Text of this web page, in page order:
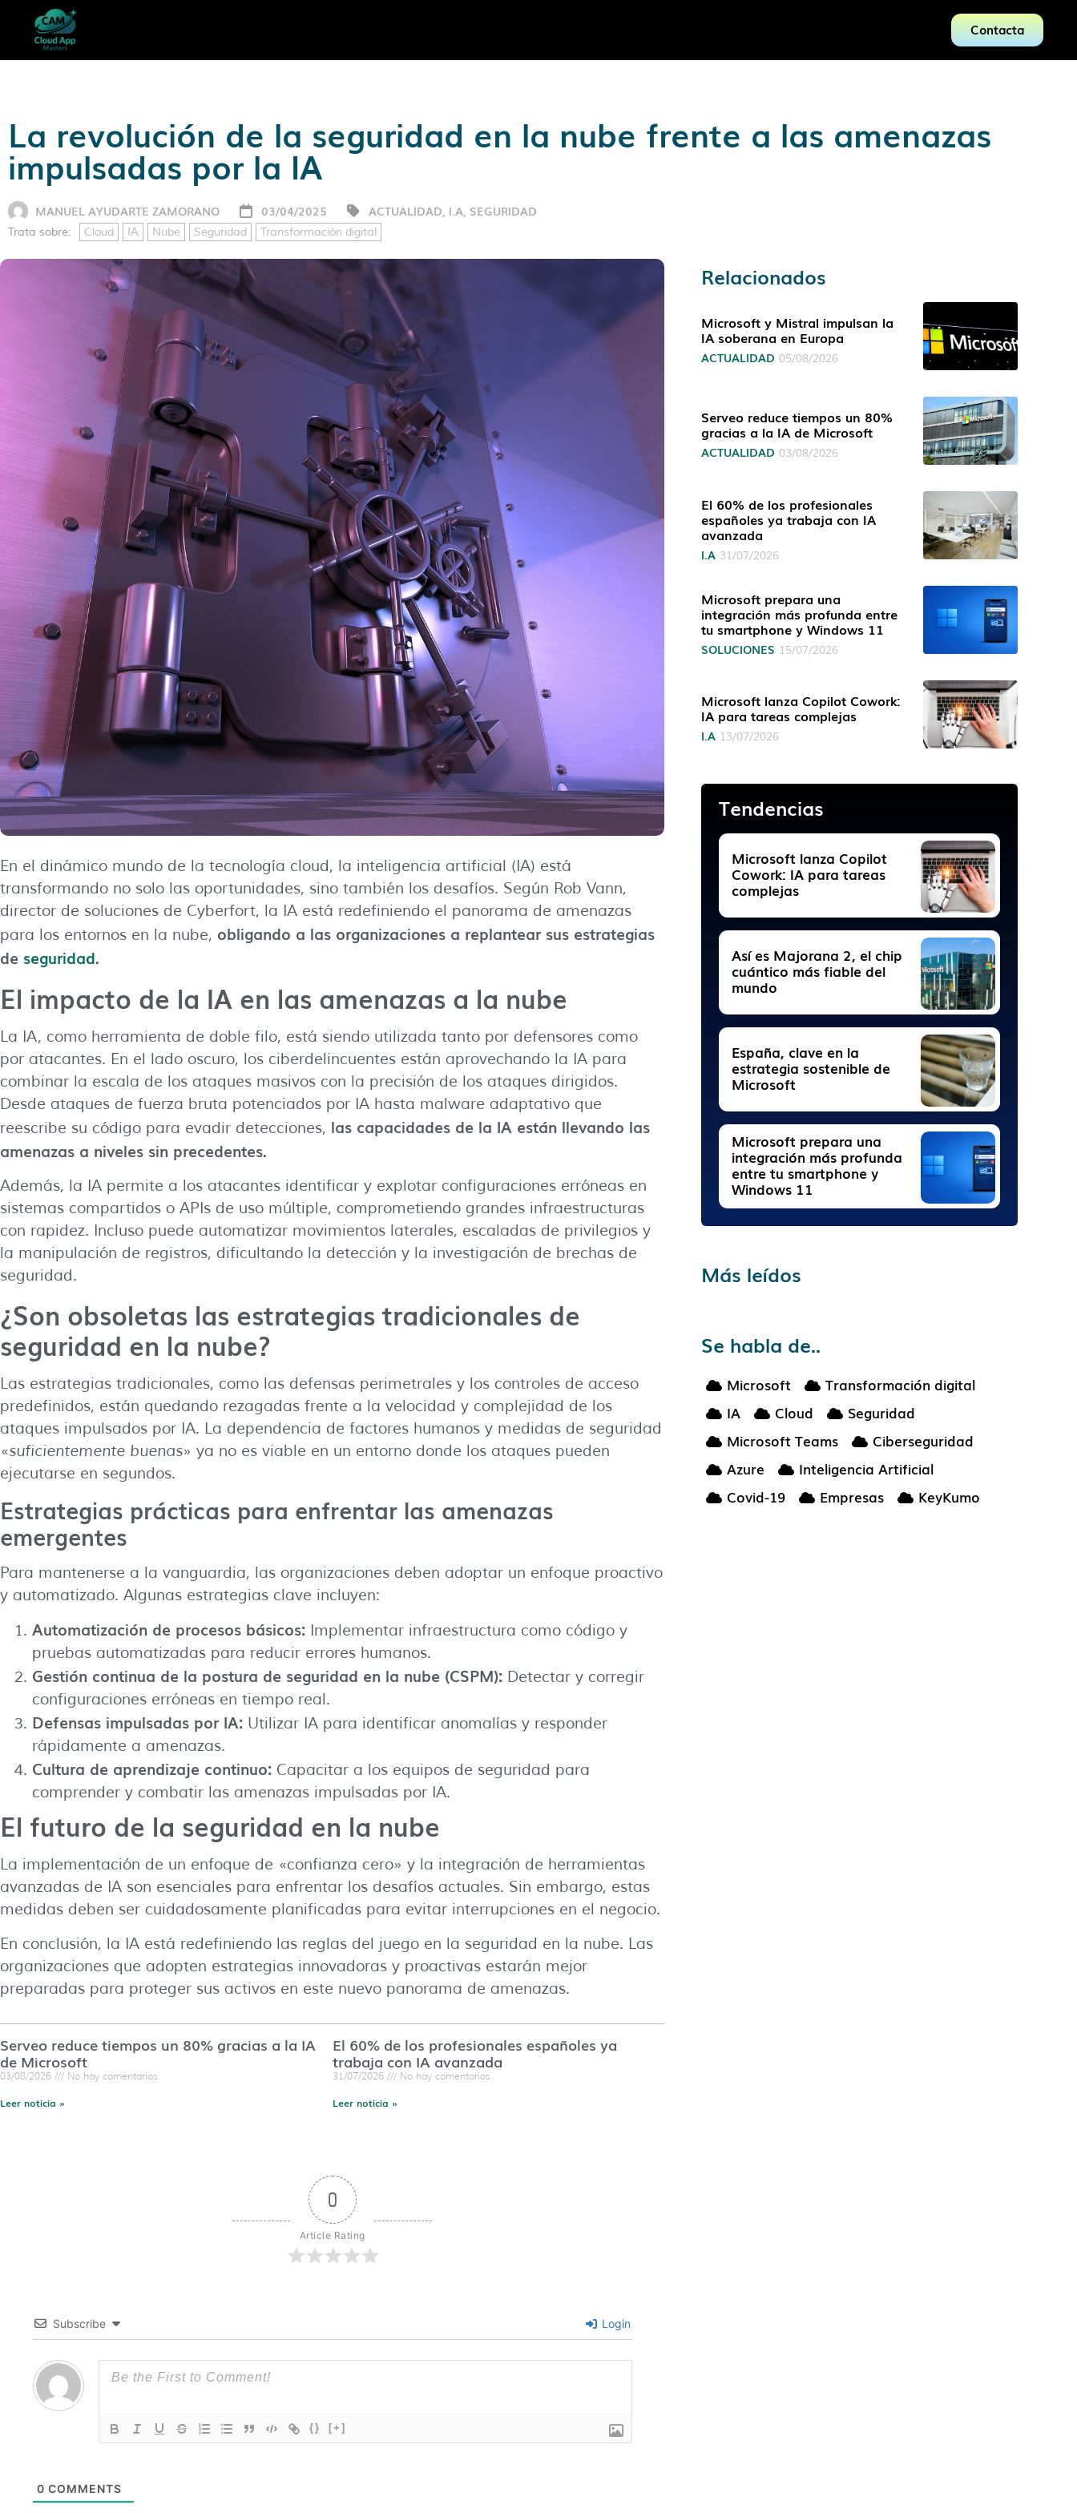
Contacta
La revolución de la seguridad en la nube frente a las amenazas
impulsadas por la IA
MANUEL AYUDARTE ZAMORANO 03/04/2025 ACTUALIDAD, I.A, SEGURIDAD
Trata sobre: Cloud IA Nube Seguridad Transformación digital
En el dinámico mundo de la tecnología cloud, la inteligencia artificial (IA) está
transformando no solo las oportunidades, sino también los desafíos. Según Rob Vann,
director de soluciones de Cyberfort, la IA está redefiniendo el panorama de amenazas
para los entornos en la nube, obligando a las organizaciones a replantear sus estrategias
de seguridad.
El impacto de la IA en las amenazas a la nube
La IA, como herramienta de doble filo, está siendo utilizada tanto por defensores como
por atacantes. En el lado oscuro, los ciberdelincuentes están aprovechando la IA para
combinar la escala de los ataques masivos con la precisión de los ataques dirigidos.
Desde ataques de fuerza bruta potenciados por IA hasta malware adaptativo que
reescribe su código para evadir detecciones, las capacidades de la IA están llevando las
amenazas a niveles sin precedentes.
Además, la IA permite a los atacantes identificar y explotar configuraciones erróneas en
sistemas compartidos o APIs de uso múltiple, comprometiendo grandes infraestructuras
con rapidez. Incluso puede automatizar movimientos laterales, escaladas de privilegios y
la manipulación de registros, dificultando la detección y la investigación de brechas de
seguridad.
¿Son obsoletas las estrategias tradicionales de
seguridad en la nube?
Las estrategias tradicionales, como las defensas perimetrales y los controles de acceso
predefinidos, están quedando rezagadas frente a la velocidad y complejidad de los
ataques impulsados por IA. La dependencia de factores humanos y medidas de seguridad
«suficientemente buenas» ya no es viable en un entorno donde los ataques pueden
ejecutarse en segundos.
Estrategias prácticas para enfrentar las amenazas
emergentes
Para mantenerse a la vanguardia, las organizaciones deben adoptar un enfoque proactivo
y automatizado. Algunas estrategias clave incluyen:
Automatización de procesos básicos: Implementar infraestructura como código y
pruebas automatizadas para reducir errores humanos.
Gestión continua de la postura de seguridad en la nube (CSPM): Detectar y corregir
configuraciones erróneas en tiempo real.
Defensas impulsadas por IA: Utilizar IA para identificar anomalías y responder
rápidamente a amenazas.
Cultura de aprendizaje continuo: Capacitar a los equipos de seguridad para
comprender y combatir las amenazas impulsadas por IA.
El futuro de la seguridad en la nube
La implementación de un enfoque de «confianza cero» y la integración de herramientas
avanzadas de IA son esenciales para enfrentar los desafíos actuales. Sin embargo, estas
medidas deben ser cuidadosamente planificadas para evitar interrupciones en el negocio.
En conclusión, la IA está redefiniendo las reglas del juego en la seguridad en la nube. Las
organizaciones que adopten estrategias innovadoras y proactivas estarán mejor
preparadas para proteger sus activos en este nuevo panorama de amenazas.
Serveo reduce tiempos un 80% gracias a la IA
de Microsoft
03/08/2026 No hay comentarios
Leer noticia »
El 60% de los profesionales españoles ya
trabaja con IA avanzada
31/07/2026 No hay comentarios
Leer noticia »
0
Article Rating
Subscribe Login
{} [+]
0 COMMENTS
Relacionados
Microsoft y Mistral impulsan la
IA soberana en Europa
ACTUALIDAD 05/08/2026
Serveo reduce tiempos un 80%
gracias a la IA de Microsoft
ACTUALIDAD 03/08/2026
El 60% de los profesionales
españoles ya trabaja con IA
avanzada
I.A 31/07/2026
Microsoft prepara una
integración más profunda entre
tu smartphone y Windows 11
SOLUCIONES 15/07/2026
Microsoft lanza Copilot Cowork:
IA para tareas complejas
I.A 13/07/2026
Tendencias
Microsoft lanza Copilot
Cowork: IA para tareas
complejas
Así es Majorana 2, el chip
cuántico más fiable del
mundo
España, clave en la
estrategia sostenible de
Microsoft
Microsoft prepara una
integración más profunda
entre tu smartphone y
Windows 11
Más leídos
Se habla de..
Microsoft
Transformación digital
IA
Cloud
Seguridad
Microsoft Teams
Ciberseguridad
Azure
Inteligencia Artificial
Covid-19
Empresas KeyKumo